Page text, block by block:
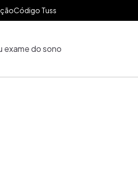
Código Tuss
exame do sono